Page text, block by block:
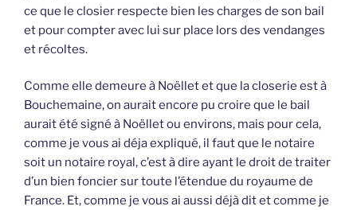
ce que le closier respecte bien les charges de son bail
et pour compter avec lui sur place lors des vendanges
et récoltes.
Comme elle demeure à Noëllet et que la closerie est à
Bouchemaine, on aurait encore pu croire que le bail
aurait été signé à Noëllet ou environs, mais pour cela,
comme je vous ai déja expliqué, il faut que le notaire
soit un notaire royal, c’est à dire ayant le droit de traiter
d’un bien foncier sur toute l’étendue du royaume de
France. Et, comme je vous ai aussi déjà dit et comme je